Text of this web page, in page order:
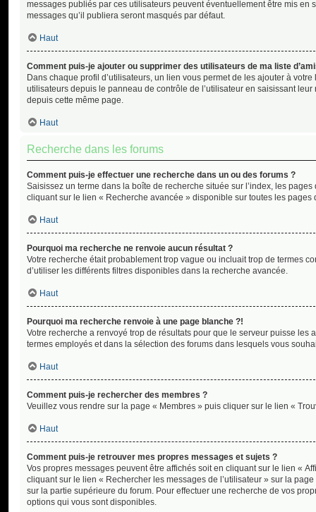
messages publiés par ces utilisateurs peuvent éventuellement être mis
messages qu’il publiera seront masqués par défaut.
Haut
Comment puis-je ajouter ou supprimer des utilisateurs de ma liste
Dans chaque profil d’utilisateurs, un lien vous permet de les ajouter à
utilisateurs depuis le panneau de contrôle de l’utilisateur en saisissant
depuis cette même page.
Haut
Recherche dans les forums
Comment puis-je effectuer une recherche dans un ou des forums ?
Saisissez un terme dans la boîte de recherche située sur l’index, les
cliquant sur le lien « Recherche avancée » disponible sur toutes les pages
Haut
Pourquoi ma recherche ne renvoie aucun résultat ?
Votre recherche était probablement trop vague ou incluait trop de termes
d’utiliser les différents filtres disponibles dans la recherche avancée.
Haut
Pourquoi ma recherche renvoie à une page blanche ?!
Votre recherche a renvoyé trop de résultats pour que le serveur puisse les
termes employés et dans la sélection des forums dans lesquels vous
Haut
Comment puis-je rechercher des membres ?
Veuillez vous rendre sur la page « Membres » puis cliquer sur le lien «
Haut
Comment puis-je retrouver mes propres messages et sujets ?
Vos propres messages peuvent être affichés soit en cliquant sur le lien «
cliquant sur le lien « Rechercher les messages de l’utilisateur » sur la
sur la partie supérieure du forum. Pour effectuer une recherche de vos
options qui vous sont disponibles.